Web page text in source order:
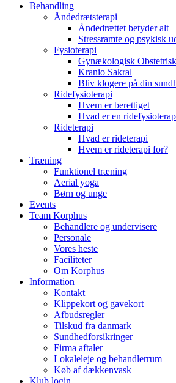
Behandling
Åndedrætsterapi
Åndedrættet betyder alt
Stressramte og psykisk
Fysioterapi
Gynækologisk
Kranio Sakral
Bliv klogere på din
Ridefysioterapi
Hvem er berettiget
Hvad er en
Rideterapi
Hvad er rideterapi
Hvem er rideterapi for?
Træning
Funktionel træning
Aerial yoga
Børn og unge
Events
Team Korphus
Behandlere og undervisere
Personale
Vores heste
Faciliteter
Om Korphus
Information
Kontakt
Klippekort og gavekort
Afbudsregler
Tilskud fra danmark
Sundhedforsikringer
Firma aftaler
Lokaleleje og behandlerrum
Køb af dækkenvask